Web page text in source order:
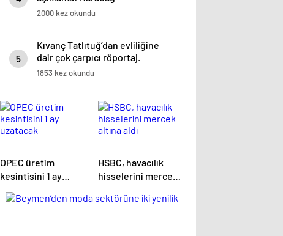
Azerbaycan’ın ayrılmaz bir
2000 kez okundu
5
Kıvanç Tatlıtuğ’dan evliliğine
dair çok çarpıcı röportaj.
1853 kez okundu
OPEC üretim
kesintisini 1 ay
uzatacak
HSBC, havacılık
hisselerini mercek